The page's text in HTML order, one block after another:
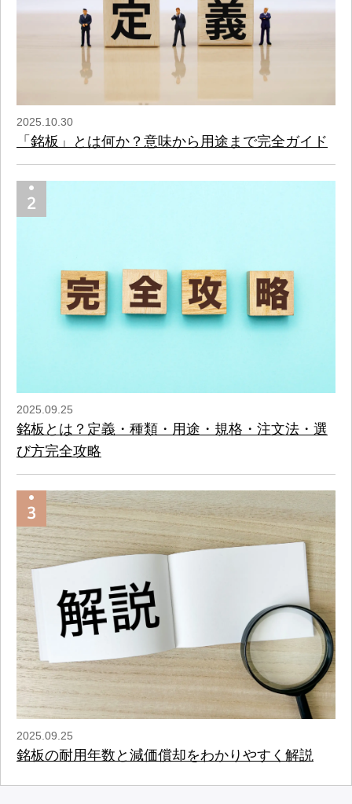
2025.10.30
「銘板」とは何か？意味から用途まで完全ガイド
2025.09.25
銘板とは？定義・種類・用途・規格・注文法・選
び方完全攻略
2025.09.25
銘板の耐用年数と減価償却をわかりやすく解説